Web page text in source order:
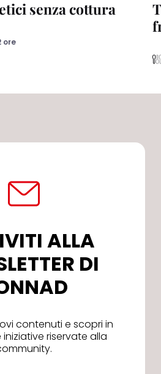
senza cottura
ore
ALLA
DI
contenuti e scopri in
riservate alla